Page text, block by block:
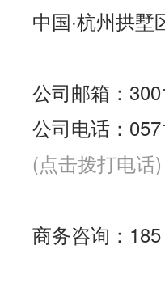
中国·杭州拱
公司邮箱：
公司电话：
(点击拨打电话)
商务咨询：185